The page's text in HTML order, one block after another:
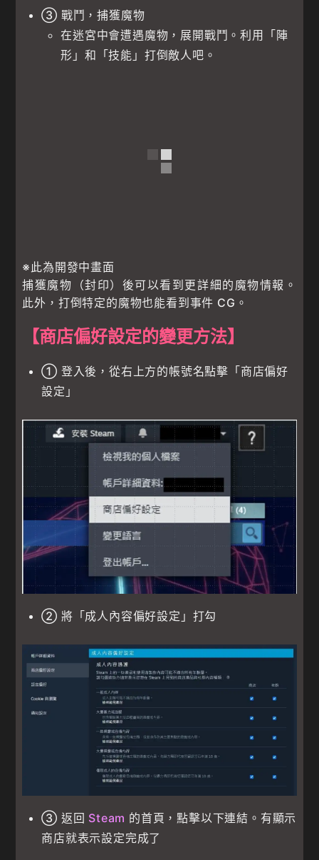
③ 戰鬥，捕獲魔物
在迷宮中會遭遇魔物，展開戰鬥。利用「陣
形」和「技能」打倒敵人吧。
※此為開發中畫面
捕獲魔物（封印）後可以看到更詳細的魔物情報。
此外，打倒特定的魔物也能看到事件 CG。
【商店偏好設定的變更方法】
① 登入後，從右上方的帳號名點擊「商店偏好
設定」
② 將「成人內容偏好設定」打勾
③ 返回 Steam 的首頁，點擊以下連結。有顯示
商店就表示設定完成了